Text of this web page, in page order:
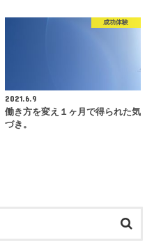
成功体験
2021.6.9
働き方を変え１ヶ月で得られた気
づき。